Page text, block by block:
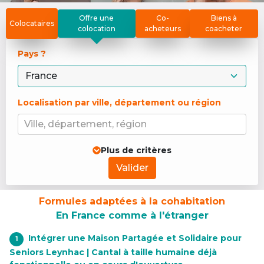
Colocataires
Offre une
colocation
Co-
acheteurs
Biens à
coacheter
Pays ?
Localisation par ville, département ou région
Ville, département, région
Plus de critères
Valider
Formules adaptées à la cohabitation
En France comme à l'étranger
1
Intégrer une Maison Partagée et Solidaire pour
Seniors Leynhac | Cantal à taille humaine déjà